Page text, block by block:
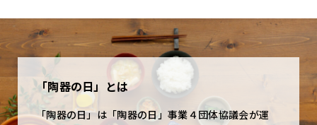
「陶器の日」とは
「陶器の日」は「陶器の日」事業４団体協議会が運